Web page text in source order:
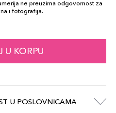
113,00 KM
ne preuzima odgovornost za
i fotografija.
U KORPU
U POSLOVNICAMA